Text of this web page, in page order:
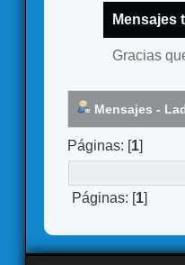
Mensajes
Gracias
Mensajes -
Páginas: [1]
Páginas: [1]